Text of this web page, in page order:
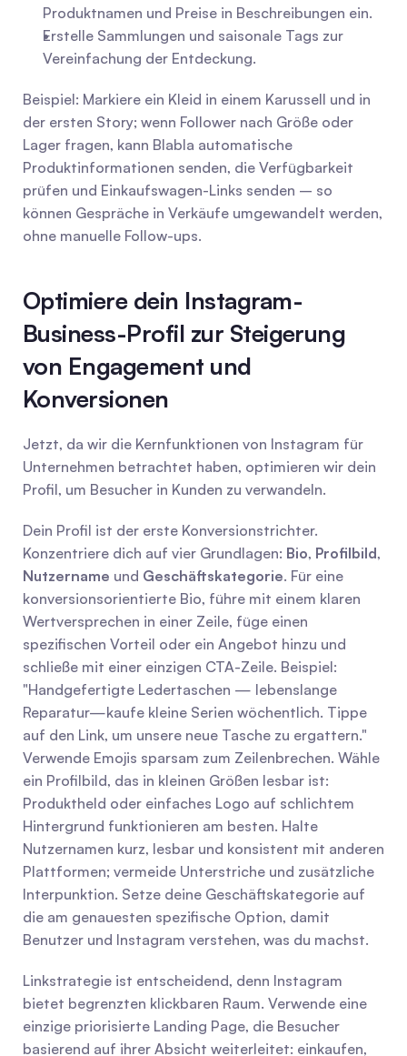
Produktnamen und Preise in Beschreibungen ein.
Erstelle Sammlungen und saisonale Tags zur
Vereinfachung der Entdeckung.
Beispiel: Markiere ein Kleid in einem Karussell und in
der ersten Story; wenn Follower nach Größe oder
Lager fragen, kann Blabla automatische
Produktinformationen senden, die Verfügbarkeit
prüfen und Einkaufswagen-Links senden – so
können Gespräche in Verkäufe umgewandelt werden,
ohne manuelle Follow-ups.
Optimiere dein Instagram-
Business-Profil zur Steigerung
von Engagement und
Konversionen
Jetzt, da wir die Kernfunktionen von Instagram für
Unternehmen betrachtet haben, optimieren wir dein
Profil, um Besucher in Kunden zu verwandeln.
Dein Profil ist der erste Konversionstrichter.
Konzentriere dich auf vier Grundlagen: Bio, Profilbild
Nutzername und Geschäftskategorie. Für eine
konversionsorientierte Bio, führe mit einem klaren
Wertversprechen in einer Zeile, füge einen
spezifischen Vorteil oder ein Angebot hinzu und
schließe mit einer einzigen CTA-Zeile. Beispiel:
"Handgefertigte Ledertaschen — lebenslange
Reparatur—kaufe kleine Serien wöchentlich. Tippe
auf den Link, um unsere neue Tasche zu ergattern."
Verwende Emojis sparsam zum Zeilenbrechen. Wähle
ein Profilbild, das in kleinen Größen lesbar ist:
Produktheld oder einfaches Logo auf schlichtem
Hintergrund funktionieren am besten. Halte
Nutzernamen kurz, lesbar und konsistent mit anderen
Plattformen; vermeide Unterstriche und zusätzliche
Interpunktion. Setze deine Geschäftskategorie auf
die am genauesten spezifische Option, damit
Benutzer und Instagram verstehen, was du machst.
Linkstrategie ist entscheidend, denn Instagram
bietet begrenzten klickbaren Raum. Verwende eine
einzige priorisierte Landing Page, die Besucher
basierend auf ihrer Absicht weiterleitet: einkaufen,